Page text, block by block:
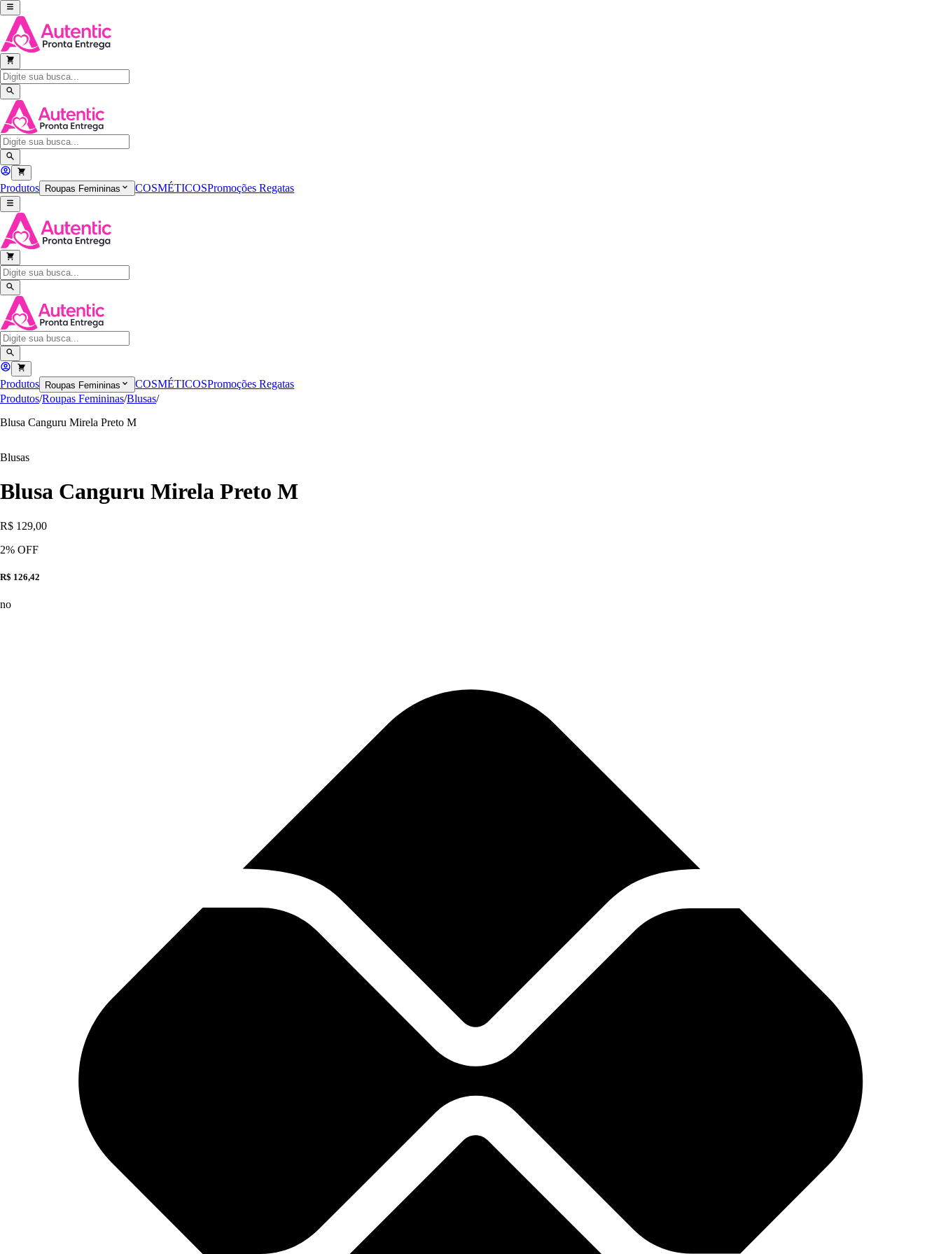
Produtos Roupas Femininas COSMÉTICOSPromoçõesRegatas
Produtos Roupas Femininas COSMÉTICOSPromoçõesRegatas
Produtos/Roupas Femininas/Blusas/
Blusa Canguru Mirela Preto M
Blusas
Blusa Canguru Mirela Preto M
R$ 129,00
2% OFF
R$ 126,42
no